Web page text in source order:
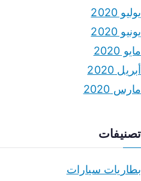
يوليو 2020
يونيو 2020
مايو 2020
أبريل 2020
مارس 2020
تصنيفات
بطاريات سيارات